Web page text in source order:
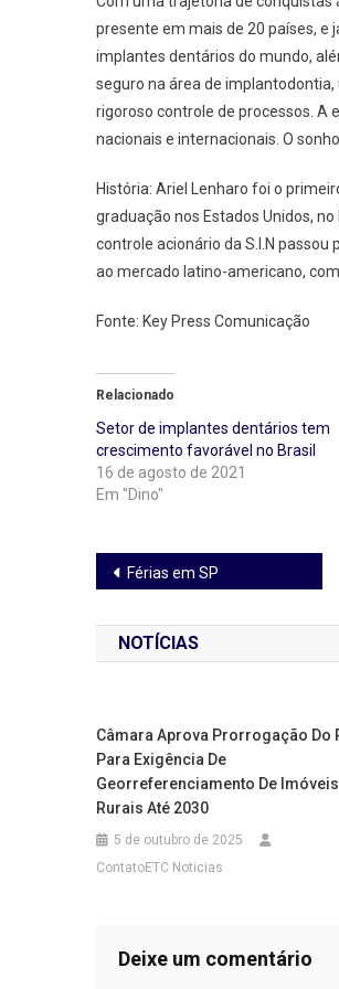
presente em mais de 20 países, e
implantes dentários do mundo,
seguro na área de
rigoroso controle de processos. A
nacionais e internacionais. O
História: Ariel Lenharo foi o
graduação nos Estados Unidos,
controle acionário da S.I.N
ao mercado latino-americano,
Fonte: Key Press Comunicação
Relacionado
Setor de implantes dentários tem
crescimento favorável no Brasil
16 de agosto de 2021
Em "Dino"
Navegação
de
Post
Férias em SP
NOTÍCIAS
Câmara Aprova Prorrogação Do
Para Exigência De
Georreferenciamento De Imóveis
Rurais Até 2030
5 de outubro de 2025
ContatoETC Noticias
Deixe um comentário